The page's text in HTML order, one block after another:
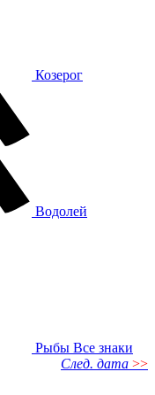
Козерог
Водолей
Рыбы Все знаки
След. дата >>